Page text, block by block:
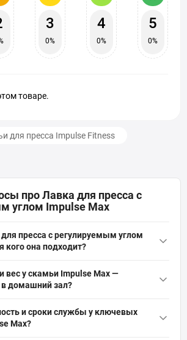
3
0%
4
0%
5
0%
товаре.
для пресса Impulse Fitness
про Лавка для пресса с
углом Impulse Max
пресса с регулируемым углом
кого она подходит?
наклонная скамья/римский стул для
углом. Подходит для клубов и
желающих формировать
вес у скамьи Impulse Max —
домашний зал?
пространство; учитывайте объём для
и сроки службы у ключевых
Max?